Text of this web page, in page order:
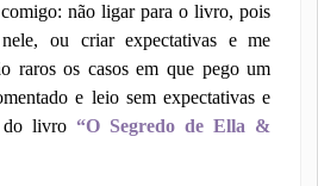
comigo: não ligar para o livro, pois
ou criar expectativas e me
raros os casos em que pego um
e leio sem expectativas e
do livro“O Segredo de Ella &